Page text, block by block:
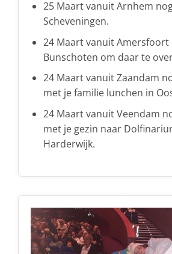
25 Maart vanuit Arnhem
Scheveningen.
24 Maart vanuit Amersfoort
Bunschoten om daar te
24 Maart vanuit Zaandam
met je familie lunchen in
24 Maart vanuit Veendam
met je gezin naar
Harderwijk.